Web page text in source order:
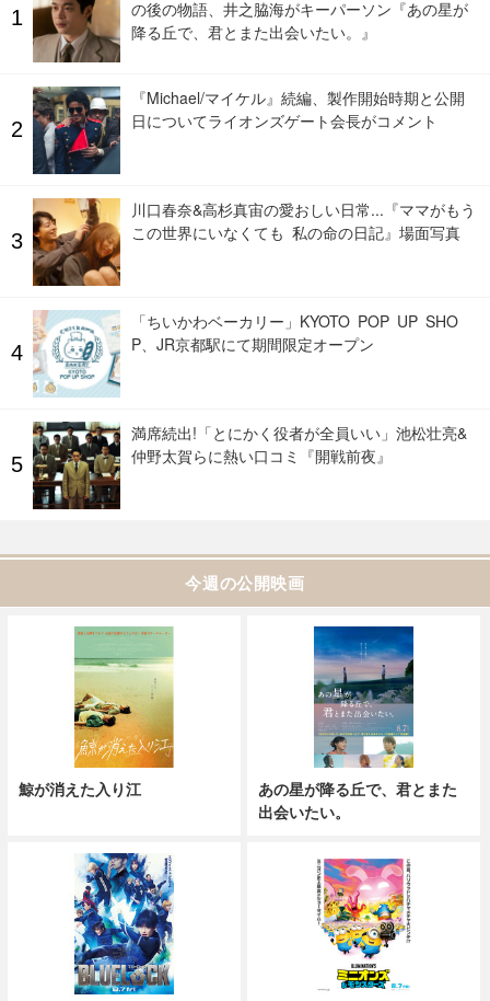
の後の物語、井之脇海がキーパーソン『あの星が
降る丘で、君とまた出会いたい。』
『Michael/マイケル』続編、製作開始時期と公開
日についてライオンズゲート会長がコメント
川口春奈&高杉真宙の愛おしい日常...『ママがもう
この世界にいなくても 私の命の日記』場面写真
「ちいかわベーカリー」KYOTO POP UP SHO
P、JR京都駅にて期間限定オープン
満席続出!「とにかく役者が全員いい」池松壮亮&
仲野太賀らに熱い口コミ『開戦前夜』
今週の公開映画
鯨が消えた入り江
あの星が降る丘で、君とまた
出会いたい。